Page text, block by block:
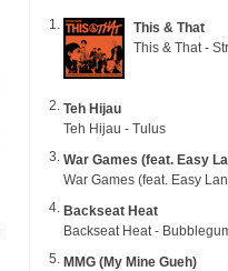
This & That
This & That -
Teh Hijau
Teh Hijau - Tulus
War Games (feat. Easy
Backseat Heat
Backseat Heat -
MMG (My Mine Gueh)